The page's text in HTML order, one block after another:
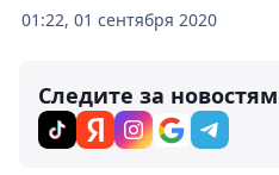
01:22, 01 сентября 2020
Следите за